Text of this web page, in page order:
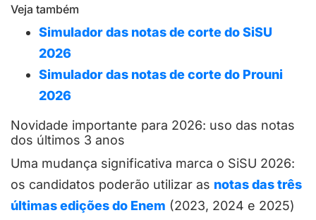
Veja também
Simulador das notas de corte do SiSU
2026
Simulador das notas de corte do Prouni
2026
Novidade importante para 2026: uso das notas
dos últimos 3 anos
Uma mudança significativa marca o SiSU 2026:
os candidatos poderão utilizar as notas das três
últimas edições do Enem (2023, 2024 e 2025)